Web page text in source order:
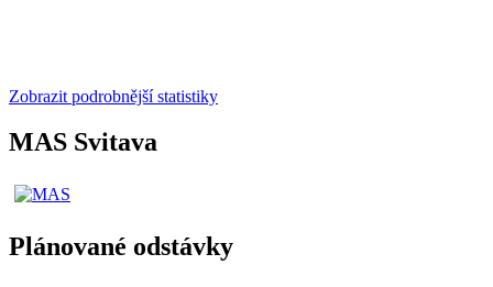
Zobrazit podrobnější statistiky
MAS Svitava
Plánované odstávky